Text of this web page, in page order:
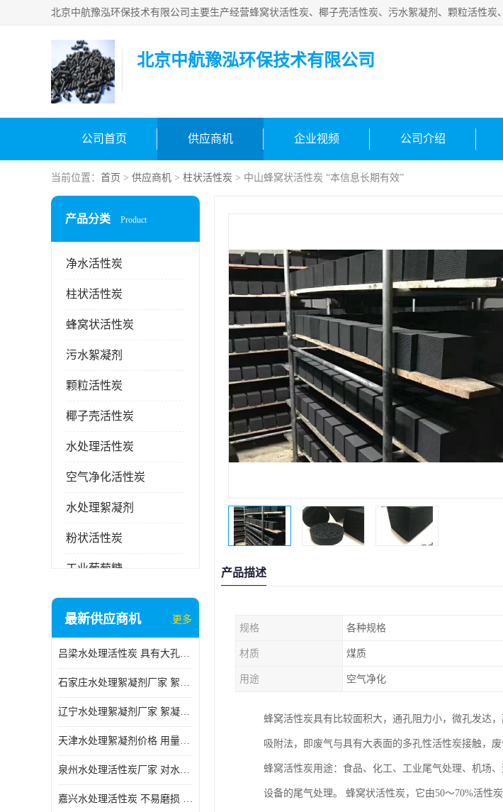
北京中航豫泓环保技术有限公司
公司首页 供应商机 企业视频 公司介绍
当前位置： 首页 > 供应商机 > 柱状活性炭 > 中山蜂窝状活性炭 “本信息长期有效”
产品分类 Product
净水活性炭
柱状活性炭
蜂窝状活性炭
污水絮凝剂
颗粒活性炭
椰子壳活性炭
水处理活性炭
空气净化活性炭
水处理絮凝剂
粉状活性炭
工业葡萄糖
废气处理活性炭
块状活性炭
最新供应商机 更多
吕梁水处理活性炭 具有大孔结构 适用于多种水处理工艺和需求
石家庄水处理絮凝剂厂家 絮凝速度快 便于后续的沉淀和过滤处理
辽宁水处理絮凝剂厂家 絮凝效果好 使水质得到明显的改善
天津水处理絮凝剂价格 用量相对较少 便于后续的沉淀和过滤处理
泉州水处理活性炭厂家 对水中的微小颗粒有较好的去除效果
嘉兴水处理活性炭 不易磨损 碎裂和粉化 能够吸附大分子有机物
产品描述
规格 各种规格
材质 煤质
用途 空气净化
蜂窝活性炭具有比较面积大，通孔阻力小，微孔发达
吸附法，即废气与具有大表面的多孔性活性炭接触，
蜂窝活性炭用途：食品、化工、工业尾气处理、机场
设备的尾气处理。 蜂窝状活性炭，它由50～70%活性